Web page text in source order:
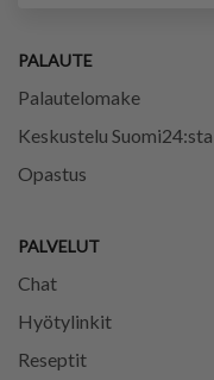
PALAUTE
Palautelomake
Keskustelu Suomi24:sta
Opastus
PALVELUT
Chat
Hyötylinkit
Reseptit